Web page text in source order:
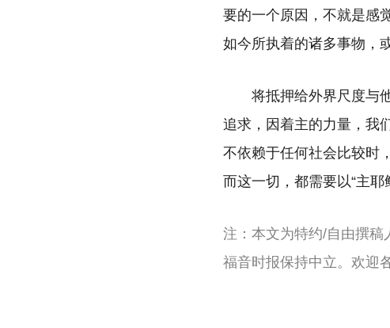
要的一个原因，不就是感
如今所执着的诸多事物，
将抵押给外界尺度与
追求，因着主的力量，我
不依赖于任何社会比较时
而这一切，都需要以“主耶
注：本文为特约/自由撰稿
福音时报保持中立。欢迎